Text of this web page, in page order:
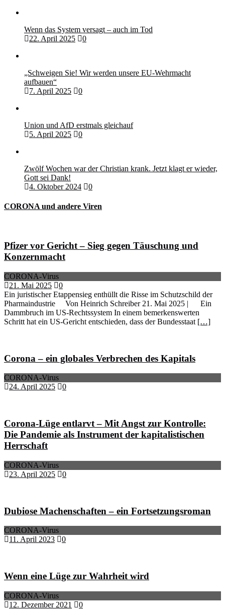
Wenn das System versagt – auch im Tod
22. April 2025
0
„Schweigen Sie! Wir werden unsere EU-Wehrmacht
aufbauen“
7. April 2025
0
Union und AfD erstmals gleichauf
5. April 2025
0
Zwölf Wochen war der Christian krank. Jetzt klagt er wieder,
Gott sei Dank!
4. Oktober 2024
0
CORONA und andere Viren
Pfizer vor Gericht – Sieg gegen Täuschung und
Konzernmacht
CORONA-Virus
21. Mai 2025
0
Ein juristischer Etappensieg enthüllt die Risse im Schutzschild der
Pharmaindustrie Von Heinrich Schreiber 21. Mai 2025 | Ein
Dammbruch im US-Rechtssystem In einem bemerkenswerten
Schritt hat ein US-Gericht entschieden, dass der Bundesstaat […]
Corona – ein globales Verbrechen des Kapitals
CORONA-Virus
24. April 2025
0
Corona-Lüge entlarvt – Mit Angst zur Kontrolle:
Die Pandemie als Instrument der kapitalistischen
Herrschaft
CORONA-Virus
23. April 2025
0
Dubiose Machenschaften – ein Fortsetzungsroman
CORONA-Virus
11. April 2023
0
Wenn eine Lüge zur Wahrheit wird
CORONA-Virus
12. Dezember 2021
0